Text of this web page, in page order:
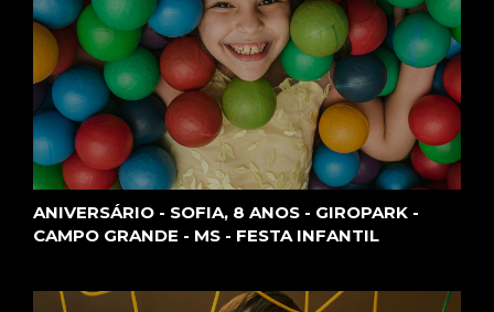
ANIVERSÁRIO - SOFIA, 8 ANOS - GIROPARK -
CAMPO GRANDE - MS - FESTA INFANTIL